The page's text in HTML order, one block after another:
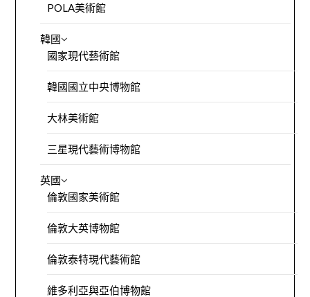
POLA美術館
韓國
國家現代藝術館
韓國國立中央博物館
大林美術館
三星現代藝術博物館
英國
倫敦國家美術館
倫敦大英博物館
倫敦泰特現代藝術館
維多利亞與亞伯博物館